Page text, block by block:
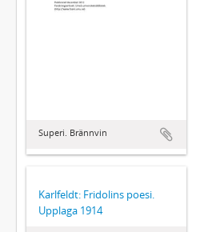
Superi. Brännvin
Karlfeldt: Fridolins poesi.
Upplaga 1914